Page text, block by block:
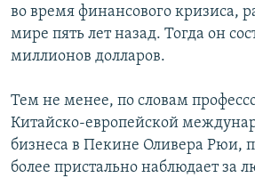
во время финансового кризиса,
мире пять лет назад. Тогда он
миллионов долларов.
Тем не менее, по словам
Китайско-европейской
бизнеса в Пекине Оливера Рюи,
более пристально наблюдает за